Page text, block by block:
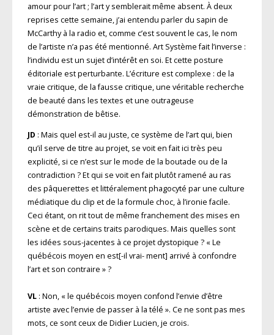
amour pour l’art ; l’art y semblerait même absent. À deux
reprises cette semaine, j’ai entendu parler du sapin de
McCarthy à la radio et, comme c’est souvent le cas, le nom
de l’artiste n’a pas été mentionné. Art Système fait l’inverse :
l’individu est un sujet d’intérêt en soi. Et cette posture
éditoriale est perturbante. L’écriture est complexe : de la
vraie critique, de la fausse critique, une véritable recherche
de beauté dans les textes et une outrageuse
démonstration de bêtise.
JD : Mais quel est-il au juste, ce système de l’art qui, bien
qu’il serve de titre au projet, se voit en fait ici très peu
explicité, si ce n’est sur le mode de la boutade ou de la
contradiction ? Et qui se voit en fait plutôt ramené au ras
des pâquerettes et littéralement phagocyté par une culture
médiatique du clip et de la formule choc, à l’ironie facile.
Ceci étant, on rit tout de même franchement des mises en
scène et de certains traits parodiques. Mais quelles sont
les idées sous-jacentes à ce projet dystopique ? « Le
québécois moyen en est[-il vrai- ment] arrivé à confondre
l’art et son contraire » ?
VL : Non, « le québécois moyen confond l’envie d’être
artiste avec l’envie de passer à la télé ». Ce ne sont pas mes
mots, ce sont ceux de Didier Lucien, je crois.